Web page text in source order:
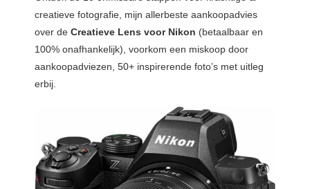
creatieve fotografie, mijn allerbeste aankoopadvies
over de Creatieve Lens voor Nikon (betaalbaar en
100% onafhankelijk), voorkom een miskoop door
aankoopadviezen, 50+ inspirerende foto’s met uitleg
erbij.